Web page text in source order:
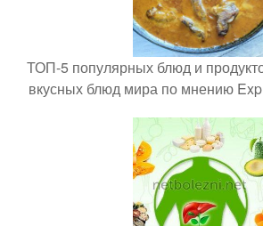
ТОП-5 популярных блюд и
вкусных блюд мира по мнению